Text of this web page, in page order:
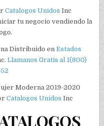
Catalogos Unidos Inc
tu negocio vendiendo la
Distribuido en Estados
Llamanos Gratis al 1(800)
Moderna 2019-2020
Catalogos Unidos Inc